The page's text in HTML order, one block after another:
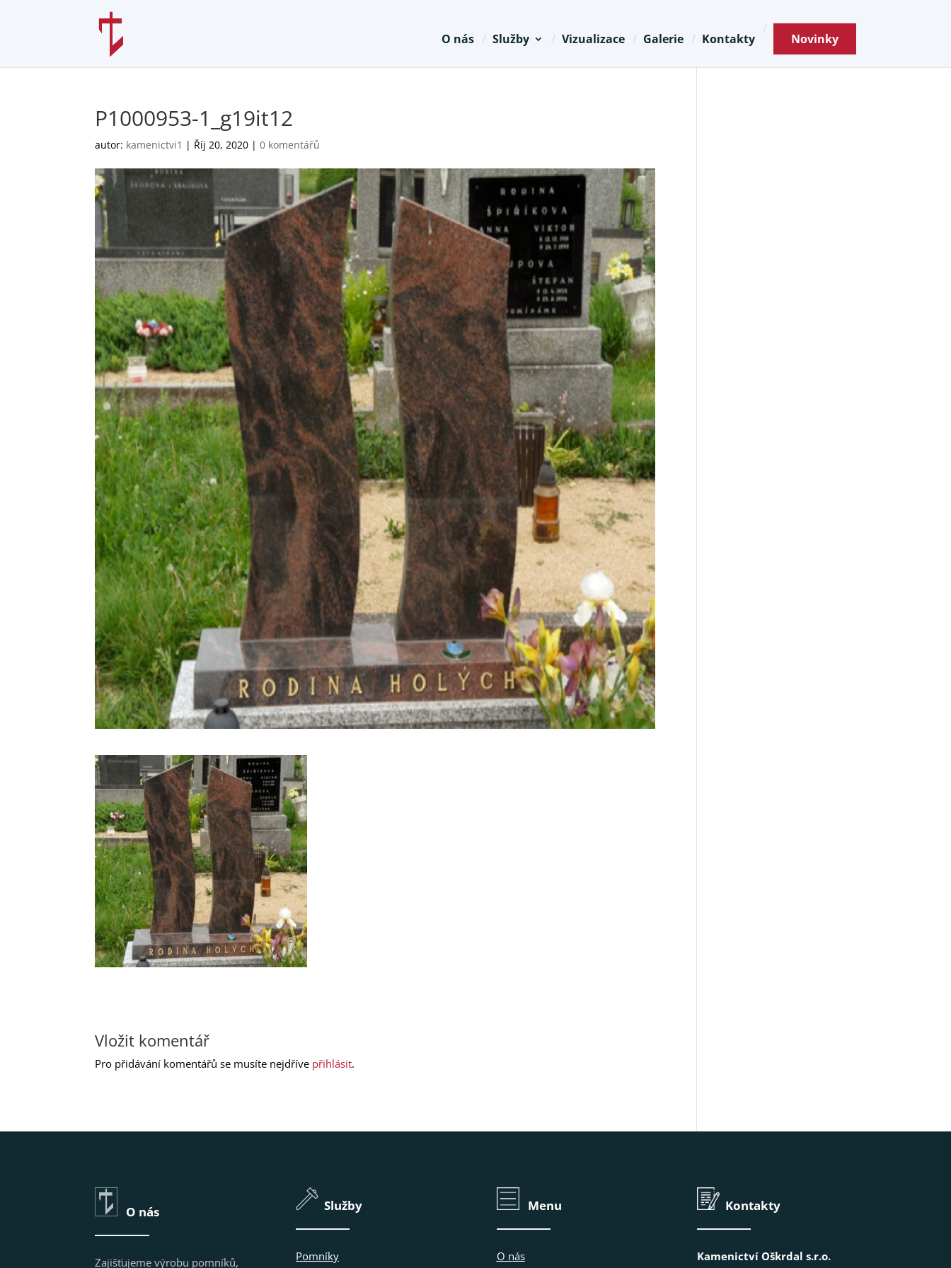
O nás Služby Vizualizace Galerie Kontakty Novinky
P1000953-1_g19it12
autor: kamenictvi1 | Říj 20, 2020 |0 komentářů
Vložit komentář
Pro přidávání komentářů se musíte nejdříve přihlásit.
O nás
Zajišťujeme výrobu pomníků,
Služby
Pomníky
Menu
O nás
Kontakty
Kamenictví Oškrdal s.r.o.